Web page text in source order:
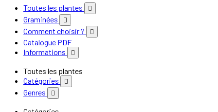
Toutes les plantes 
Graminées 
Comment choisir ? 
Catalogue PDF
Informations

Toutes les plantes
Catégories

Genres 